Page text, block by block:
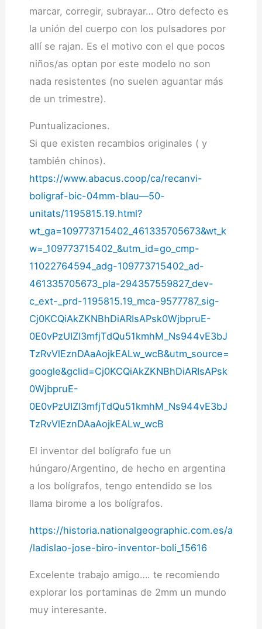
marcar, corregir, subrayar… Otro defecto es
la unión del cuerpo con los pulsadores por
allí se rajan. Es el motivo con el que pocos
niños/as optan por este modelo no son
nada resistentes (no suelen aguantar más
de un trimestre).
Puntualizaciones.
Si que existen recambios originales ( y
también chinos).
https://www.abacus.coop/ca/recanvi-
boligraf-bic-04mm-blau—50-
unitats/1195815.19.html?
wt_ga=109773715402_461335705673&wt_k
w=_109773715402_&utm_id=go_cmp-
11022764594_adg-109773715402_ad-
461335705673_pla-294357559827_dev-
c_ext-_prd-1195815.19_mca-9577787_sig-
Cj0KCQiAkZKNBhDiARIsAPsk0WjbpruE-
0E0vPzUIZI3mfjTdQu51kmhM_Ns944vE3bJ
TzRvVlEznDAaAojkEALw_wcB&utm_source=
google&gclid=Cj0KCQiAkZKNBhDiARIsAPsk
0WjbpruE-
0E0vPzUIZI3mfjTdQu51kmhM_Ns944vE3bJ
TzRvVlEznDAaAojkEALw_wcB
El inventor del bolígrafo fue un
húngaro/Argentino, de hecho en argentina
a los bolígrafos, tengo entendido se los
llama birome a los bolígrafos.
https://historia.nationalgeographic.com.es/a
/ladislao-jose-biro-inventor-boli_15616
Excelente trabajo amigo…. te recomiendo
explorar los portaminas de 2mm un mundo
muy interesante.